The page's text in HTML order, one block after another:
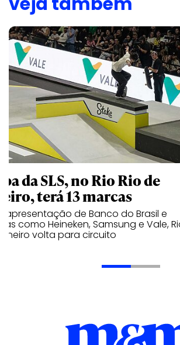
da SLS, no Rio Rio de
terá 13 marcas
apresentação de Banco do Brasil e
como Heineken, Samsung e Vale,
volta para circuito